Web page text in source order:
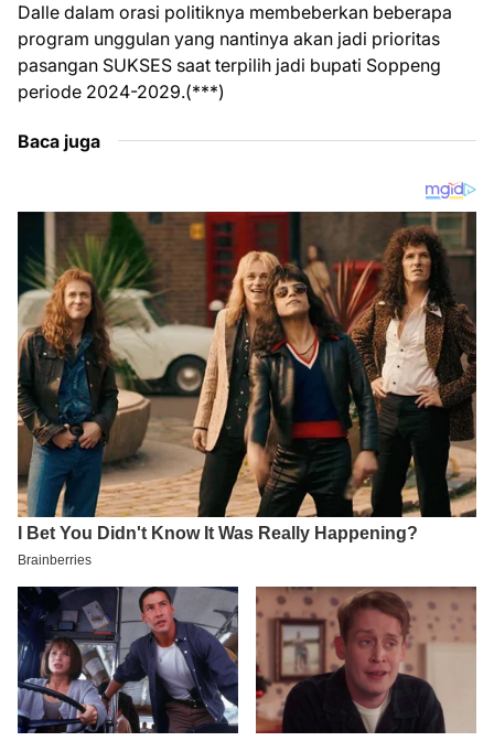
Dalle dalam orasi politiknya membeberkan beberapa
program unggulan yang nantinya akan jadi prioritas
pasangan SUKSES saat terpilih jadi bupati Soppeng
periode 2024-2029.(***)
Baca juga